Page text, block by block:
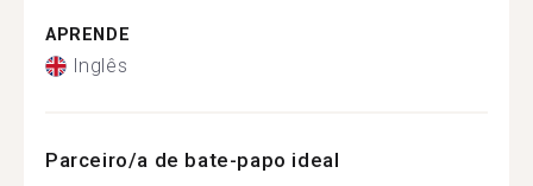
APRENDE
Inglês
Parceiro/a de bate-papo ideal